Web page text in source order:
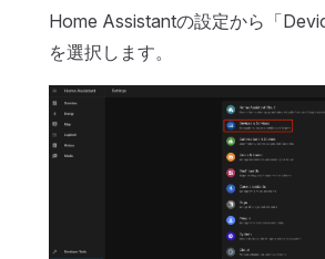
Home Assistantの設定から「
を選択します。